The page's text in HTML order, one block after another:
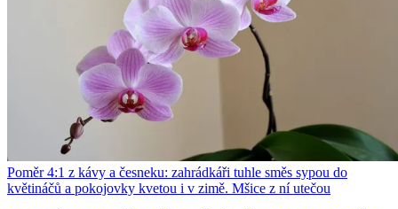
Poměr 4:1 z kávy a česneku: zahrádkáři tuhle směs sypou do
květináčů a pokojovky kvetou i v zimě. Mšice z ní utečou